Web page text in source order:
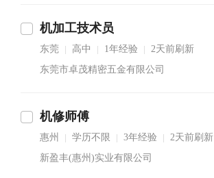
机加工技术员
东莞 高中 1年经验
2天前刷新
东莞市卓茂精密五金有限公司
机修师傅
惠州 学历不限 3年经验
2天前刷新
新盈丰(惠州)实业有限公司